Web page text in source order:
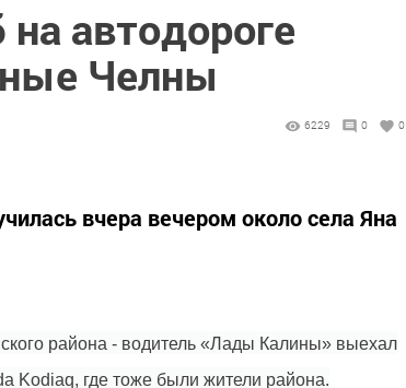
автодороге
Челны
6229 0 0
вчера вечером около села Яна
района - водитель «Лады Калины» выехал
Kodiaq, где тоже были жители района.